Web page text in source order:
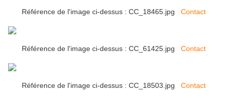
Référence de l'image ci-dessus : CC_18465.jpg Contact
Référence de l'image ci-dessus : CC_61425.jpg Contact
Référence de l'image ci-dessus : CC_18503.jpg Contact